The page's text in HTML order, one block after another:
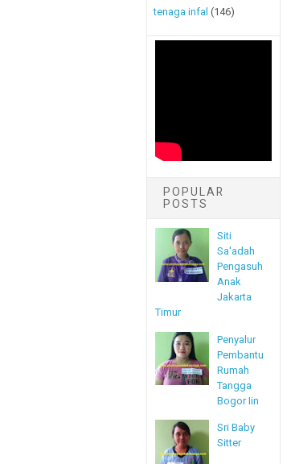
tenaga infal (146)
POPULAR
POSTS
Siti
Sa'adah
Pengasuh
Anak
Jakarta
Timur
Penyalur
Pembantu
Rumah
Tangga
Bogor Iin
Sri Baby
Sitter